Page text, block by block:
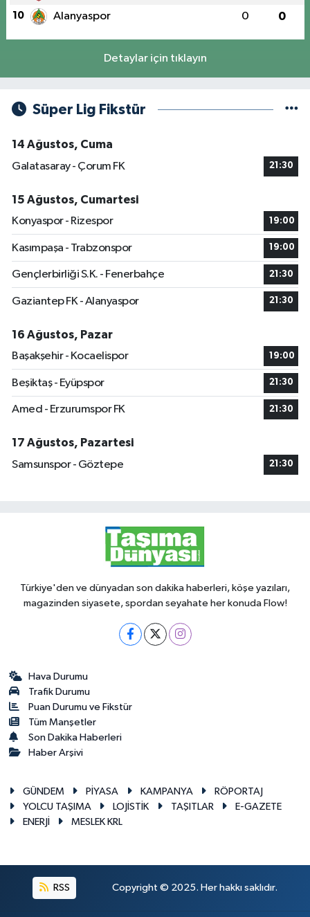
10 Alanyaspor 0 0
Detaylar için tıklayın
Süper Lig Fikstür
14 Ağustos, Cuma
Galatasaray - Çorum FK
21:30
15 Ağustos, Cumartesi
Konyaspor - Rizespor
19:00
Kasımpaşa - Trabzonspor 19:00
Gençlerbirliği S.K. - Fenerbahçe 21:30
Gaziantep FK - Alanyaspor 21:30
16 Ağustos, Pazar
Başakşehir - Kocaelispor
19:00
Beşiktaş - Eyüpspor 21:30
Amed - Erzurumspor FK 21:30
17 Ağustos, Pazartesi
Samsunspor - Göztepe
21:30
Türkiye'den ve dünyadan son dakika haberleri, köşe yazıları,
magazinden siyasete, spordan seyahate her konuda Flow!
Hava Durumu
Trafik Durumu
Puan Durumu ve Fikstür
Tüm Manşetler
Son Dakika Haberleri
Haber Arşivi
GÜNDEM PİYASA KAMPANYA
RÖPORTAJ
YOLCU TAŞIMA
LOJİSTİK TAŞITLAR
E-GAZETE
ENERJİ
MESLEK KRL
RSS Copyright © 2025. Her hakkı saklıdır.